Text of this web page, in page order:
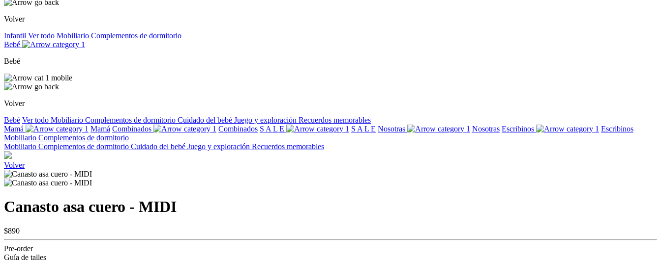
Volver
Infantil Ver todo Mobiliario Complementos de dormitorio
Bebé
Bebé
Volver
Bebé Ver todo Mobiliario Complementos de dormitorio Cuidado del bebé Juego y exploración Recuerdos memorables
Mamá
Mamá Combinados Combinados S A L E S A L E Nosotras Nosotras Escribinos
Escribinos
Mobiliario Complementos de dormitorio
Mobiliario Complementos de dormitorio Cuidado del bebé Juego y exploración Recuerdos memorables
Volver
Canasto asa cuero - MIDI
$890
Pre-order
Guía de talles